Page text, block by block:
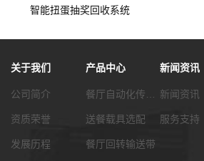
智能扭蛋抽奖回收系统
关于我们
公司简介
资质荣誉
发展历程
产品中心
送餐载具选配
餐厅回转输送带
新闻资讯
新闻资讯
服务支持